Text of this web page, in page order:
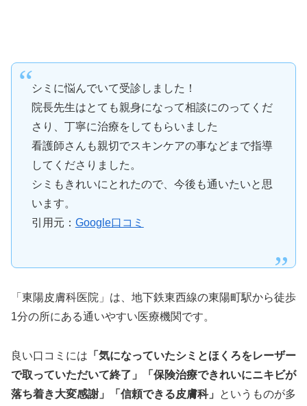
シミに悩んでいて受診しました！
院長先生はとても親身になって相談にのってくだ
さり、丁寧に治療をしてもらいました
看護師さんも親切でスキンケアの事などまで指導
してくださりました。
シミもきれいにとれたので、今後も通いたいと思
います。
引用元： Google口コミ
「東陽皮膚科医院」は、地下鉄東西線の東陽町駅から徒歩
1分の所にある通いやすい医療機関です。
良い口コミには 「気になっていたシミとほくろをレーザー
で取っていただいて終了」「保険治療できれいにニキビが
落ち着き大変感謝」「信頼できる皮膚科」
というものが多